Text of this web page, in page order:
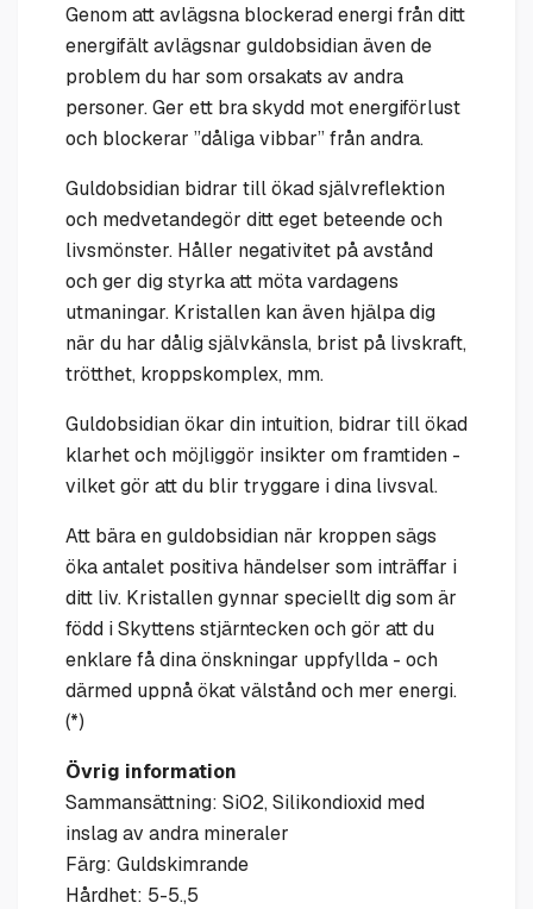
Genom att avlägsna blockerad energi från ditt
energifält avlägsnar guldobsidian även de
problem du har som orsakats av andra
personer. Ger ett bra skydd mot energiförlust
och blockerar ”dåliga vibbar” från andra.
Guldobsidian bidrar till ökad självreflektion
och medvetandegör ditt eget beteende och
livsmönster. Håller negativitet på avstånd
och ger dig styrka att möta vardagens
utmaningar. Kristallen kan även hjälpa dig
när du har dålig självkänsla, brist på livskraft,
trötthet, kroppskomplex, mm.
Guldobsidian ökar din intuition, bidrar till ökad
klarhet och möjliggör insikter om framtiden -
vilket gör att du blir tryggare i dina livsval.
Att bära en guldobsidian när kroppen sägs
öka antalet positiva händelser som inträffar i
ditt liv. Kristallen gynnar speciellt dig som är
född i Skyttens stjärntecken och gör att du
enklare få dina önskningar uppfyllda - och
därmed uppnå ökat välstånd och mer energi.
(*)
Övrig information
Sammansättning: Si02, Silikondioxid med
inslag av andra mineraler
Färg: Guldskimrande
Hårdhet: 5-5.,5